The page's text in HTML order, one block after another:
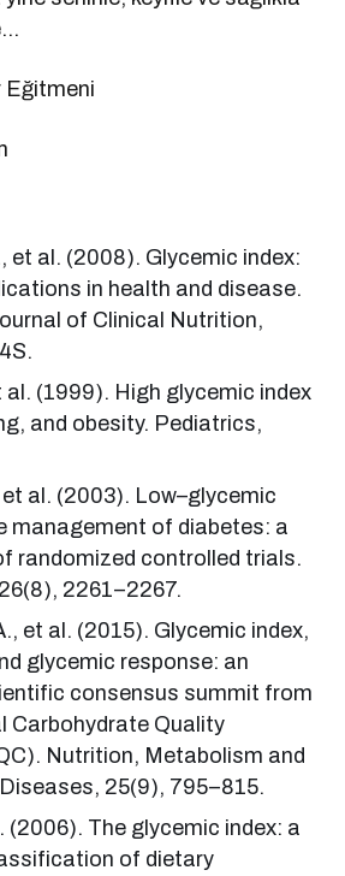
Eğitmeni
et al. (2008). Glycemic index:
in health and disease.
of Clinical Nutrition,
al. (1999). High glycemic index
and obesity. Pediatrics,
al. (2003). Low–glycemic
management of diabetes: a
randomized controlled trials.
2261–2267.
et al. (2015). Glycemic index,
glycemic response: an
consensus summit from
Carbohydrate Quality
Nutrition, Metabolism and
25(9), 795–815.
(2006). The glycemic index: a
of dietary